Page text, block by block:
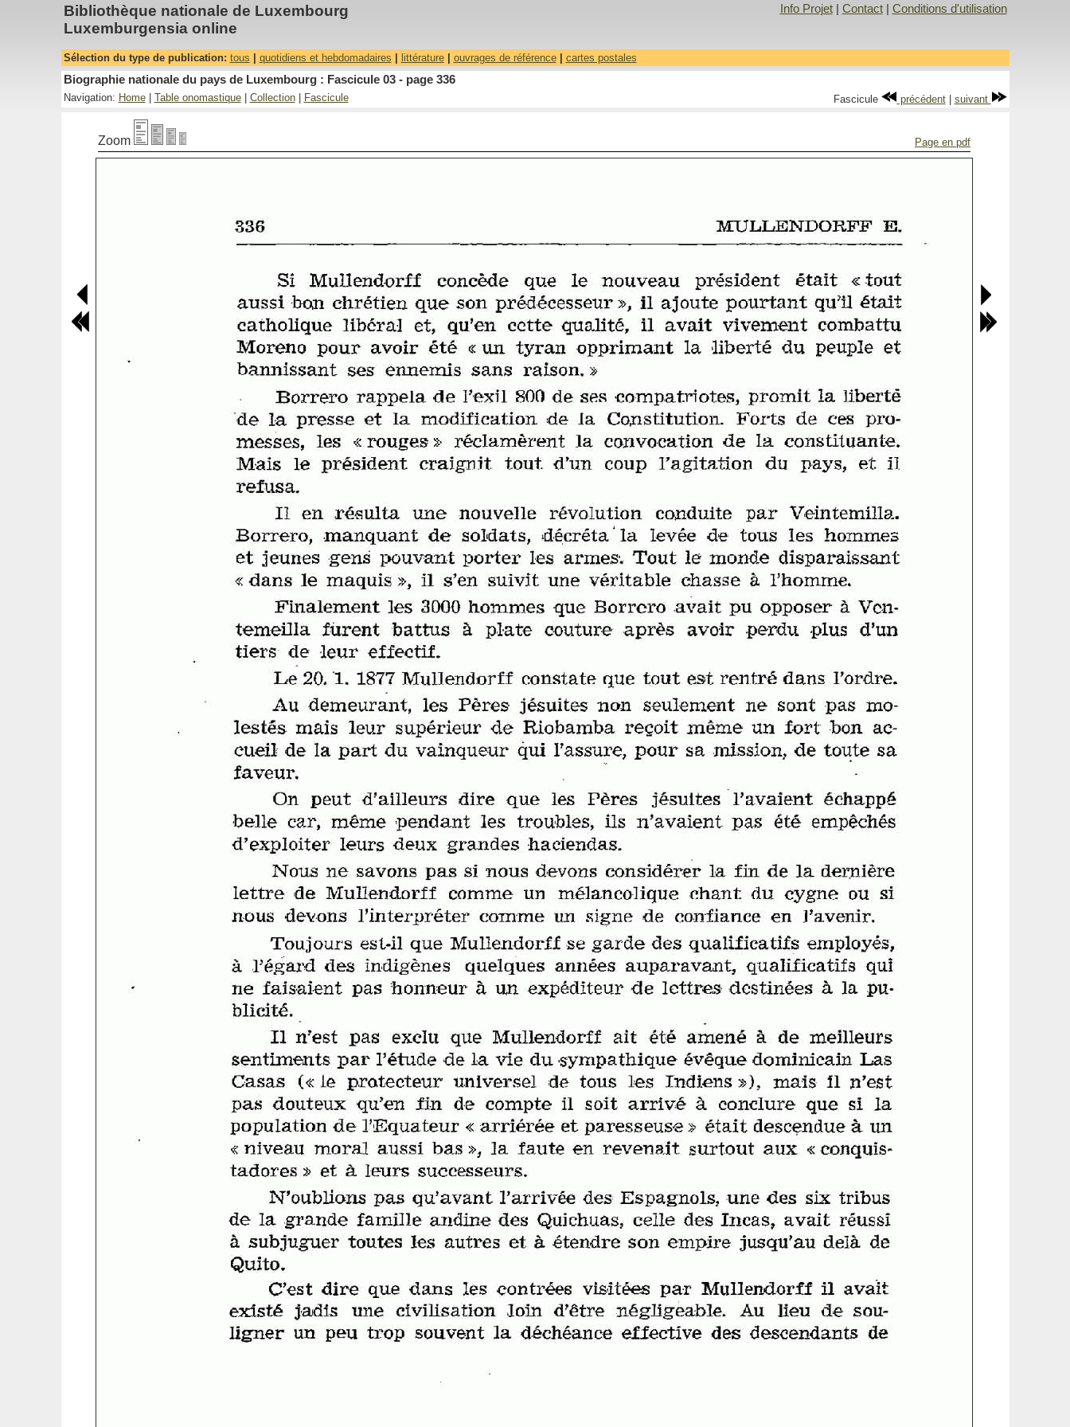
Bibliothèque nationale de Luxembourg
Luxemburgensia online
Info Projet| Contact| Conditions d'utilisation
Sélection du type de publication: tous quotidiens et hebdomadaires littérature| ouvrages de référence| cartes postales
Biographie nationale du pays de Luxembourg : Fascicule 03 - page 336
Navigation: Home| Table onomastique| Collection| Fascicule Fascicule précédent| suivant
Zoom Page en pdf